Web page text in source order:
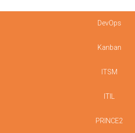
DevOps
Kanban
ITSM
ITIL
PRINCE2